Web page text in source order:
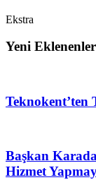
Ekstra
Yeni Eklenenler
Teknokent’ten
Başkan
Hizmet